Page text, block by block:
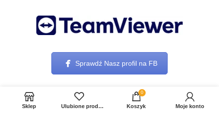
Sprawdź Nasz profil na FB
Sklep Ulubione produkty
0
Koszyk Moje konto